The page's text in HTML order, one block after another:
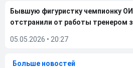
Бывшую фигуристку чемпионку
отстранили от работы тренером
05.05.2026 • 20:27
Больше новостей